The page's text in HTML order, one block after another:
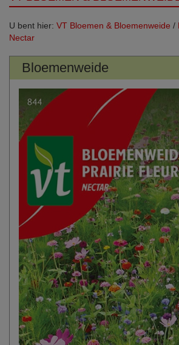
U bent hier: VT Bloemen & Bloemenweide /
Nectar
Bloemenweide